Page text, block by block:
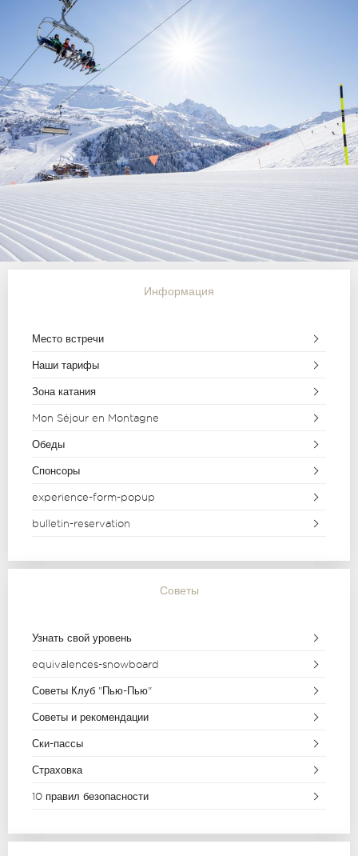
Информация
Место встречи
Наши тарифы
Зона катания
Mon Séjour en Montagne
Обеды
Спонсоры
experience-form-popup
bulletin-reservation
Советы
Узнать свой уровень
equivalences-snowboard
Советы Клуб "Пью-Пью"
Советы и рекомендации
Ски-пассы
Страховка
10 правил безопасности